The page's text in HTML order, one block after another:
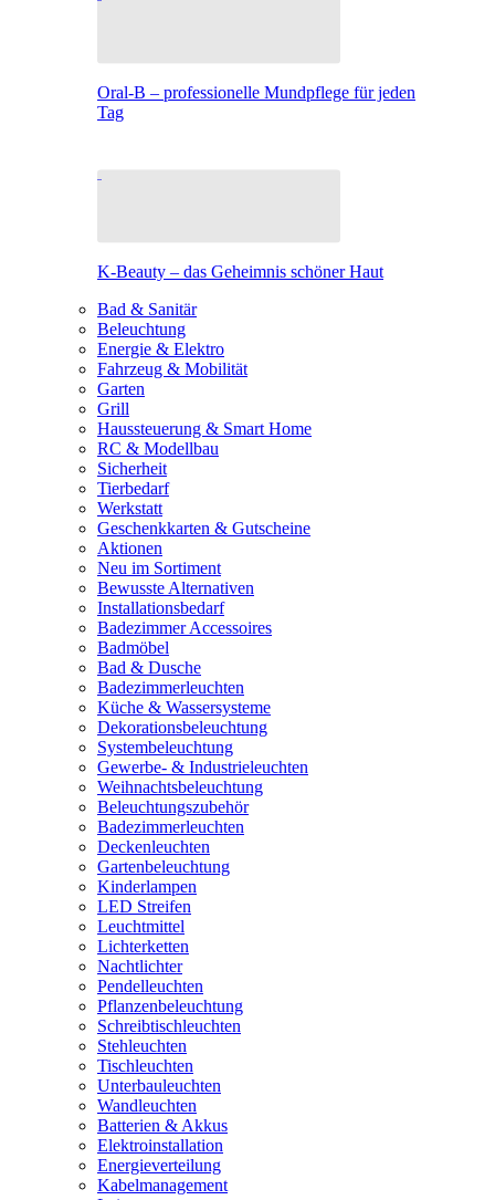
Oral-B – professionelle Mundpflege für jeden
Tag
K-Beauty – das Geheimnis schöner Haut
Bad & Sanitär
Beleuchtung
Energie & Elektro
Fahrzeug & Mobilität
Garten
Grill
Haussteuerung & Smart Home
RC & Modellbau
Sicherheit
Tierbedarf
Werkstatt
Geschenkkarten & Gutscheine
Aktionen
Neu im Sortiment
Bewusste Alternativen
Installationsbedarf
Badezimmer Accessoires
Badmöbel
Bad & Dusche
Badezimmerleuchten
Küche & Wassersysteme
Dekorationsbeleuchtung
Systembeleuchtung
Gewerbe- & Industrieleuchten
Weihnachtsbeleuchtung
Beleuchtungszubehör
Badezimmerleuchten
Deckenleuchten
Gartenbeleuchtung
Kinderlampen
LED Streifen
Leuchtmittel
Lichterketten
Nachtlichter
Pendelleuchten
Pflanzenbeleuchtung
Schreibtischleuchten
Stehleuchten
Tischleuchten
Unterbauleuchten
Wandleuchten
Batterien & Akkus
Elektroinstallation
Energieverteilung
Kabelmanagement